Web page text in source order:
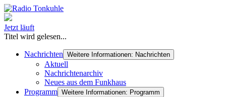
Jetzt läuft
Titel wird gelesen...
Nachrichten Weitere Informationen: Nachrichten
Aktuell
Nachrichtenarchiv
Neues aus dem Funkhaus
Programm Weitere Informationen: Programm